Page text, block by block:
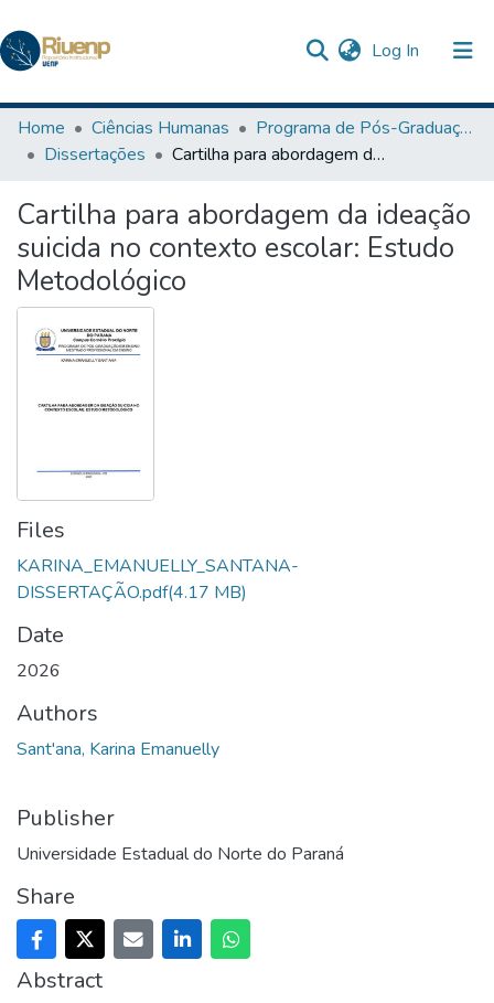
Log In (current)
Communities & Collections
Browse DSpace
Statistics
The Repository
Home Ciências Humanas
Programa de Pós-Graduação em Ensino
Dissertações
Cartilha para abordagem da ideação suicida no contexto escolar: Estudo Metodológico
Cartilha para abordagem da ideação
suicida no contexto escolar: Estudo
Metodológico
Files
KARINA_EMANUELLY_SANTANA-
DISSERTAÇÃO.pdf(4.17 MB)
Date
2026
Authors
Sant'ana, Karina Emanuelly
Publisher
Universidade Estadual do Norte do Paraná
Share
Abstract